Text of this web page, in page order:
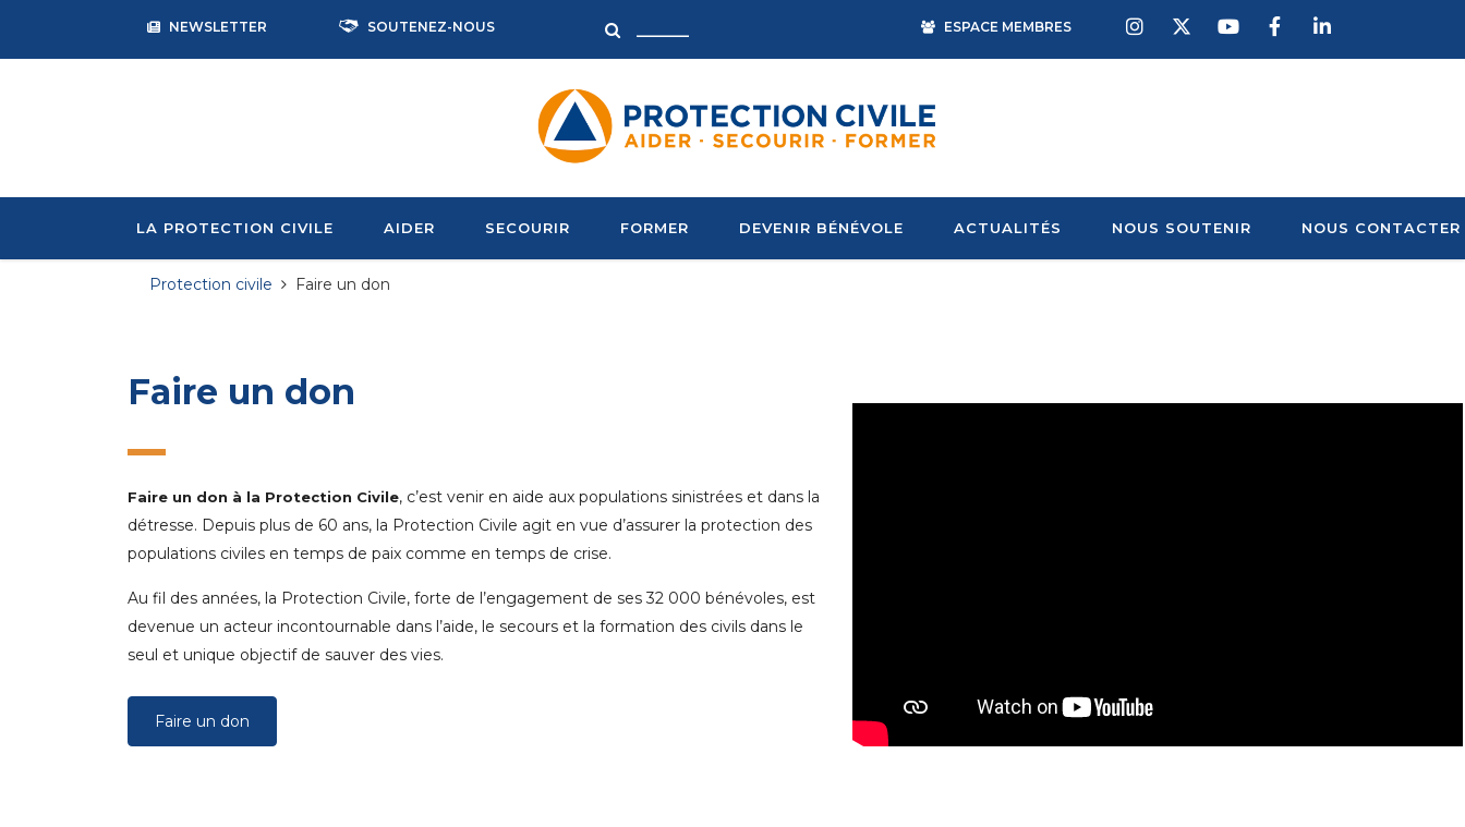
NEWSLETTER SOUTENEZ-NOUS ESPACE MEMBRES
LA PROTECTION CIVILE AIDER SECOURIR FORMER DEVENIR BÉNÉVOLE ACTUALITÉS NOUS SOUTENIR NOUS CONTACTER
Protection civile Faire un don
Faire un don
Faire un don à la Protection Civile, c’est venir en aide aux populations sinistrées et dans la
détresse. Depuis plus de 60 ans, la Protection Civile agit en vue d’assurer la protection des
populations civiles en temps de paix comme en temps de crise.
Au fil des années, la Protection Civile, forte de l’engagement de ses 32 000 bénévoles, est
devenue un acteur incontournable dans l’aide, le secours et la formation des civils dans le
seul et unique objectif de sauver des vies.
Faire un don